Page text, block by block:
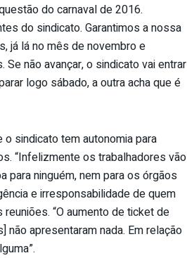
do carnaval de 2016.
do sindicato. Garantimos a nossa
já lá no mês de novembro e
não avançar, o sindicato vai entrar
logo sábado, a outra acha que é
sindicato tem autonomia para
“Infelizmente os trabalhadores vão
para ninguém, nem para os órgãos
e irresponsabilidade de quem
“O aumento de ticket de
apresentaram nada. Em relação